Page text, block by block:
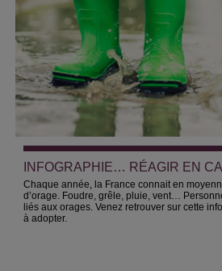
INFOGRAPHIE… RÉAGIR EN
Chaque année, la France connait en
d’orage. Foudre, grêle, pluie, vent…
liés aux orages. Venez retrouver sur cette
à adopter.